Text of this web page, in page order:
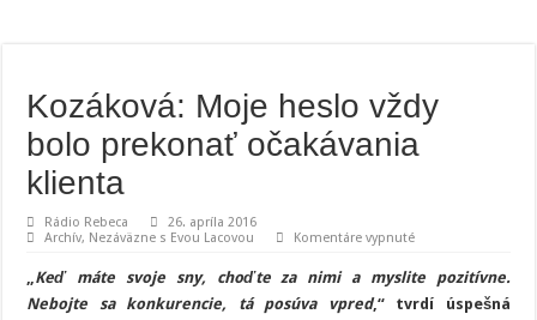
Kozáková: Moje heslo vždy
bolo prekonať očakávania
klienta
Rádio Rebeca
26. apríla 2016
Archív, Nezáväzne s Evou Lacovou Komentáre vypnuténa
heslo
vždy
„Keď máte svoje sny, choďte za nimi a myslite pozitívne.
Nebojte sa konkurencie, tá posúva vpred,“ tvrdí úspešná